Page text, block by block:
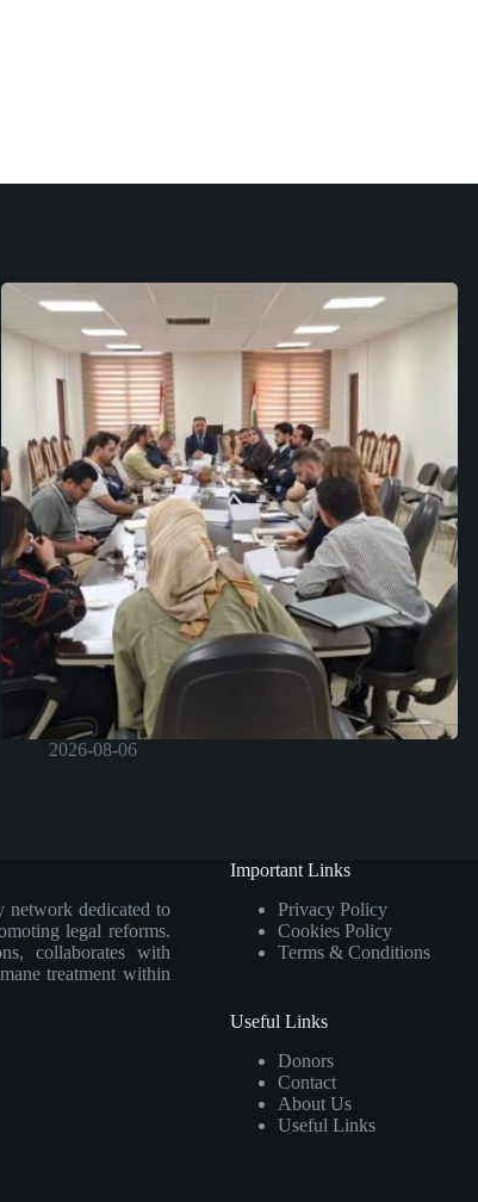
2026-08-06
network dedicated to
legal reforms.
collaborates with
treatment within
Important Links
Privacy Policy
Cookies Policy
Terms & Conditions
Useful Links
Donors
Contact
About Us
Useful Links